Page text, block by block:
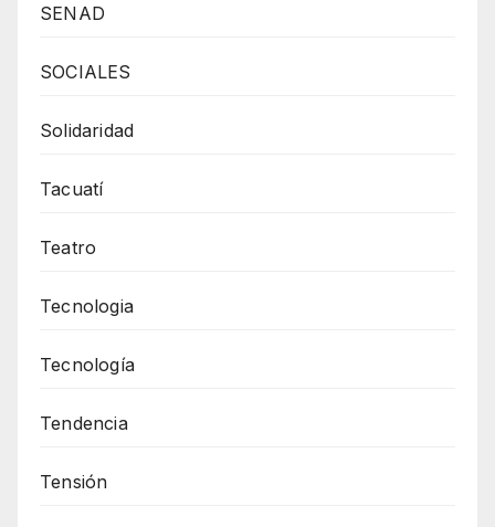
SENAD
SOCIALES
Solidaridad
Tacuatí
Teatro
Tecnologia
Tecnología
Tendencia
Tensión